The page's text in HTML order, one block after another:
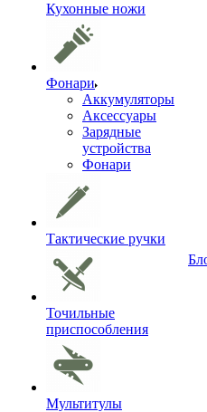
Кухонные ножи
Фонари
Аккумуляторы
Аксессуары
Зарядные
устройства
Фонари
Тактические ручки
Точильные
приспособления
Мультитулы